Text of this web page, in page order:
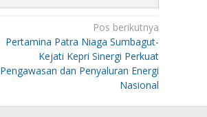
Pos berikutnya
Pertamina Patra Niaga Sumbagut-
Kejati Kepri Sinergi Perkuat
Pengawasan dan Penyaluran Energi
Nasional